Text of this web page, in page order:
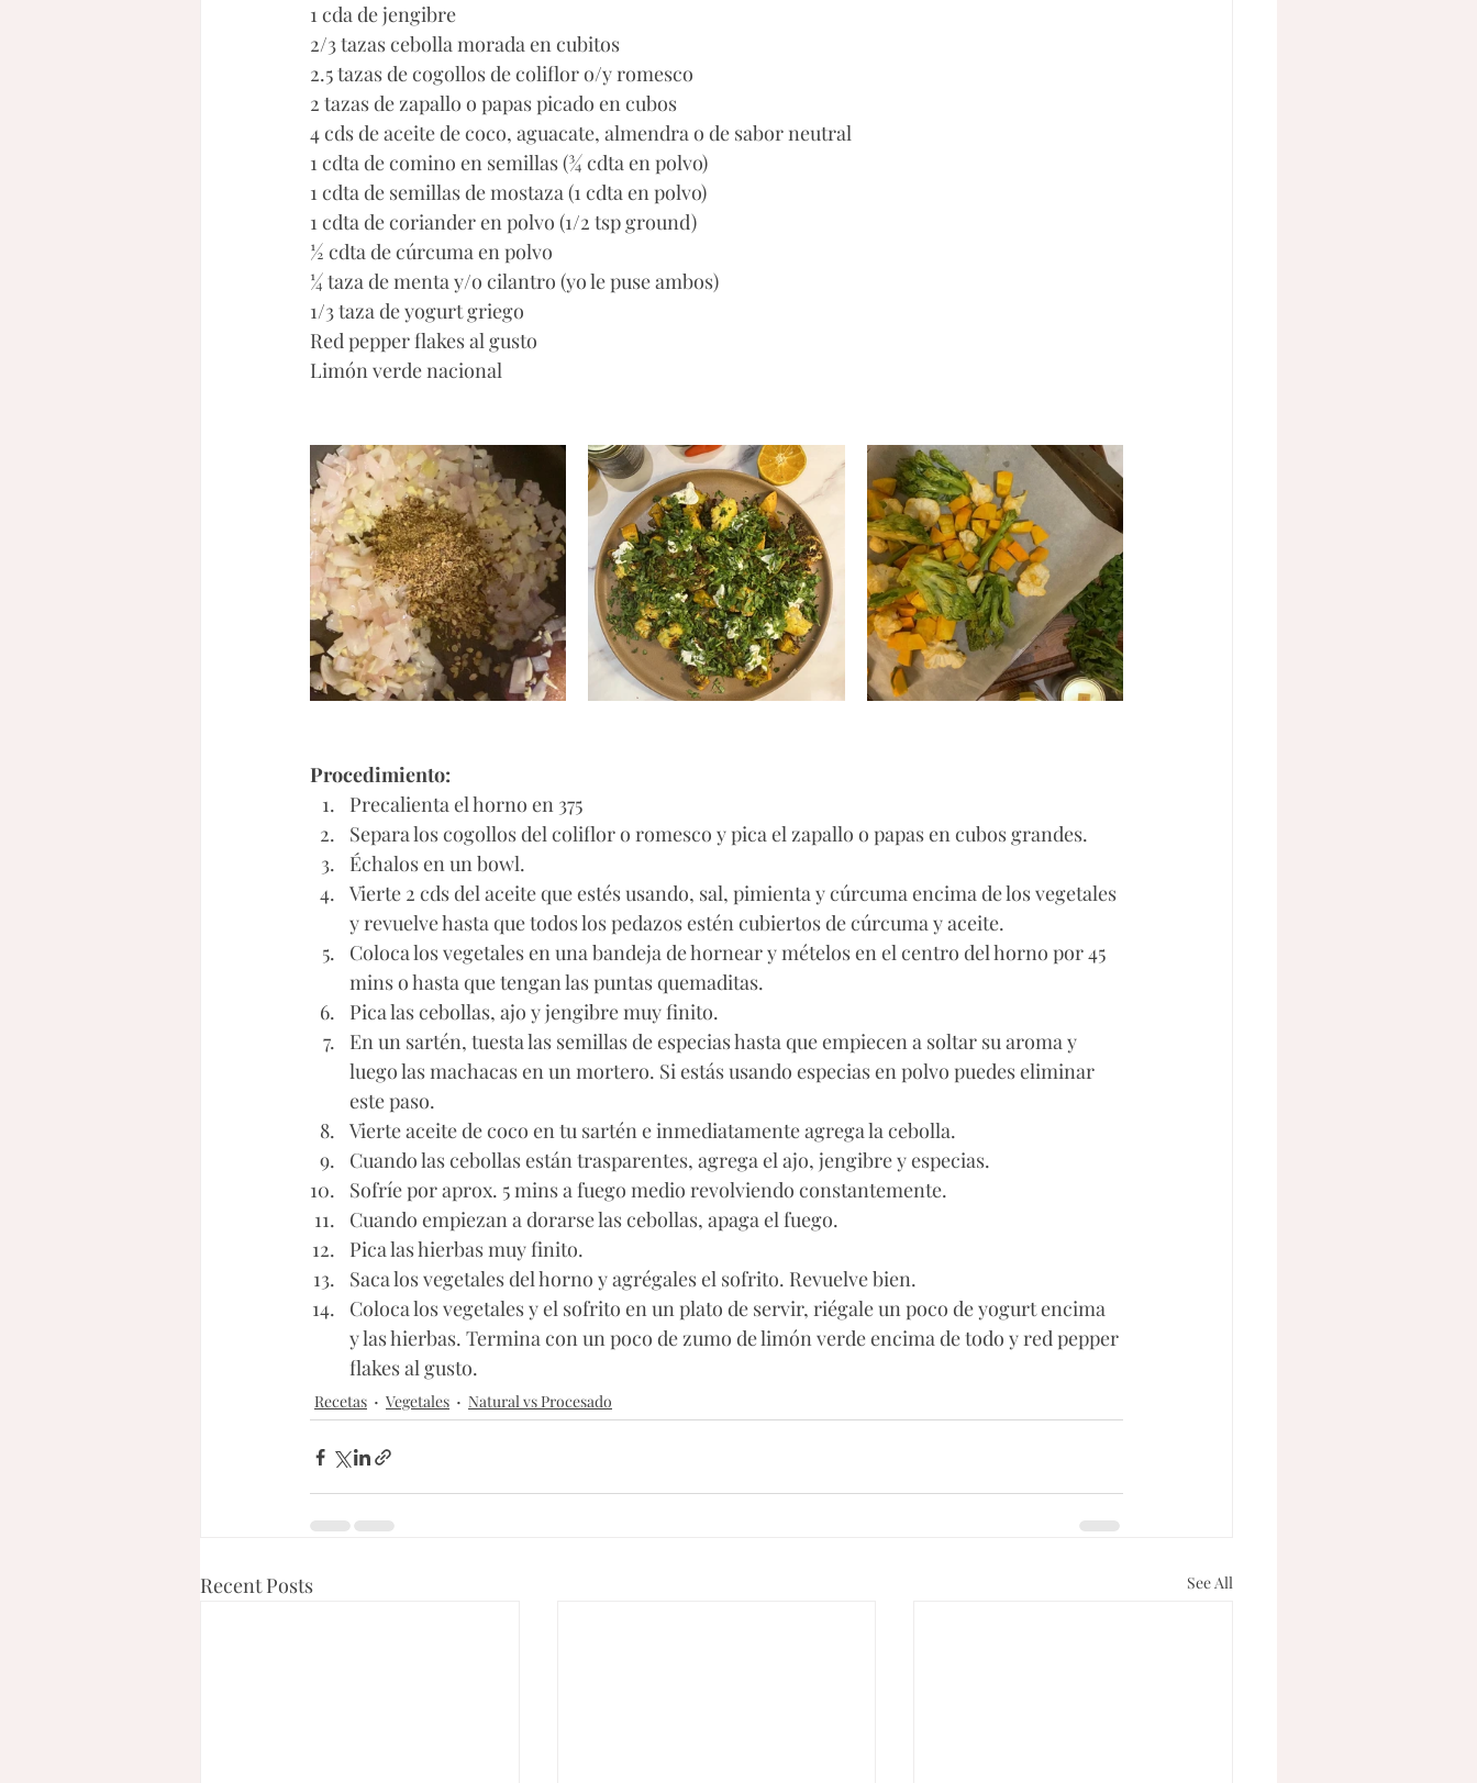
1 cda de jengibre
2/3 tazas cebolla morada en cubitos
2.5 tazas de cogollos de coliflor o/y romesco
2 tazas de zapallo o papas picado en cubos
4 cds de aceite de coco, aguacate, almendra o de sabor neutral
1 cdta de comino en semillas (¾ cdta en polvo)
1 cdta de semillas de mostaza (1 cdta en polvo)
1 cdta de coriander en polvo (1/2 tsp ground)
½ cdta de cúrcuma en polvo
¼ taza de menta y/o cilantro (yo le puse ambos)
1/3 taza de yogurt griego
Red pepper flakes al gusto
Limón verde nacional
Procedimiento:
Precalienta el horno en 375
Separa los cogollos del coliflor o romesco y pica el zapallo o papas en cubos grandes.
Échalos en un bowl.
Vierte 2 cds del aceite que estés usando, sal, pimienta y cúrcuma encima de los vegetales
y revuelve hasta que todos los pedazos estén cubiertos de cúrcuma y aceite.
Coloca los vegetales en una bandeja de hornear y mételos en el centro del horno por 45
mins o hasta que tengan las puntas quemaditas.
Pica las cebollas, ajo y jengibre muy finito.
En un sartén, tuesta las semillas de especias hasta que empiecen a soltar su aroma y
luego las machacas en un mortero. Si estás usando especias en polvo puedes eliminar
este paso.
Vierte aceite de coco en tu sartén e inmediatamente agrega la cebolla.
Cuando las cebollas están trasparentes, agrega el ajo, jengibre y especias.
Sofríe por aprox. 5 mins a fuego medio revolviendo constantemente.
Cuando empiezan a dorarse las cebollas, apaga el fuego.
Pica las hierbas muy finito.
Saca los vegetales del horno y agrégales el sofrito. Revuelve bien.
Coloca los vegetales y el sofrito en un plato de servir, riégale un poco de yogurt encima
y las hierbas. Termina con un poco de zumo de limón verde encima de todo y red pepper
flakes al gusto.
Recetas Vegetales Natural vs Procesado
Recent Posts See All